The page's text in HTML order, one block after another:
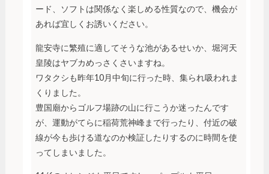
ード、ソフトは関係なく楽しめる性質なので、機会が
あれば宜しくお誘いください。
龍安寺に繁殖に適してそうな池があるせいか、堀河天
皇陵はヤブカめっさくさいますね。
ワタクシも昨年10月中旬に行った時、集られ吸われま
くりました。
豊国廟からゴルフ場跡の山に行こうか迷ったんです
が、運動がてらに稲荷荒神峰まで行ったり、付近の破
線が今も歩ける道なのか検証したりするのに時間を使
ってしまいました。